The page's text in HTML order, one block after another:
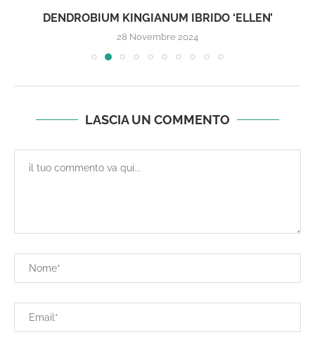
DENDROBIUM KINGIANUM IBRIDO ‘ELLEN’
28 Novembre 2024
LASCIA UN COMMENTO